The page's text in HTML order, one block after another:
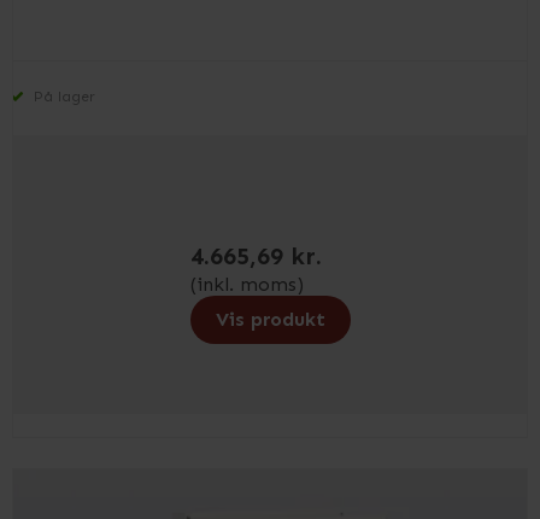
På lager
4.665,69 kr.
(inkl. moms)
Vis produkt